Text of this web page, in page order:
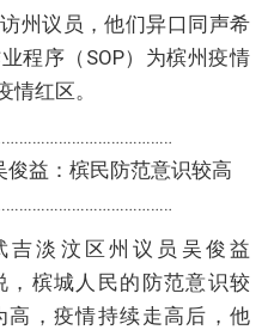
州议员，他们异口同声希
程序（SOP）为槟州疫情
红区。
俊益：槟民防范意识较高
吉淡汶区州议员吴俊益
，槟城人民的防范意识较
高，疫情持续走高后，他